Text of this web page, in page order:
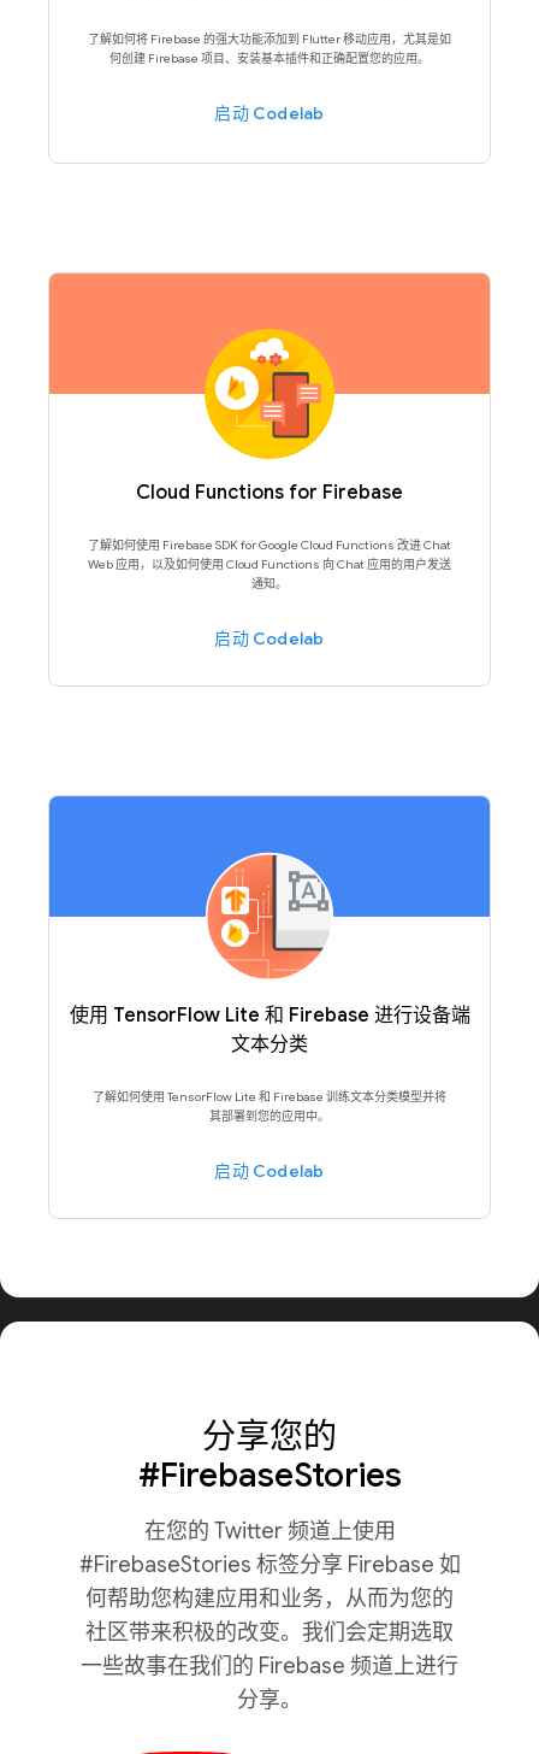
了解如何将 Firebase 的强大功能添加到 Flutter 移动应用，尤其是如
何创建 Firebase 项目、安装基本插件和正确配置您的应用。
启动 Codelab
Cloud Functions for Firebase
了解如何使用 Firebase SDK for Google Cloud Functions 改进 Chat
Web 应用，以及如何使用 Cloud Functions 向 Chat 应用的用户发送
通知。
启动 Codelab
使用 TensorFlow Lite 和 Firebase 进行设备端
文本分类
了解如何使用 TensorFlow Lite 和 Firebase 训练文本分类模型并将
其部署到您的应用中。
启动 Codelab
分享您的
#FirebaseStories
在您的 Twitter 频道上使用
#FirebaseStories 标签分享 Firebase 如
何帮助您构建应用和业务，从而为您的
社区带来积极的改变。我们会定期选取
一些故事在我们的 Firebase 频道上进行
分享。